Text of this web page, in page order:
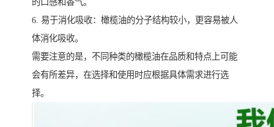
6. 易于消化吸收：橄榄油的分子结构较小，更容易被人
体消化吸收。
需要注意的是，不同种类的橄榄油在品质和特点上可能
会有所差异，在选择和使用时应根据具体需求进行选
择。